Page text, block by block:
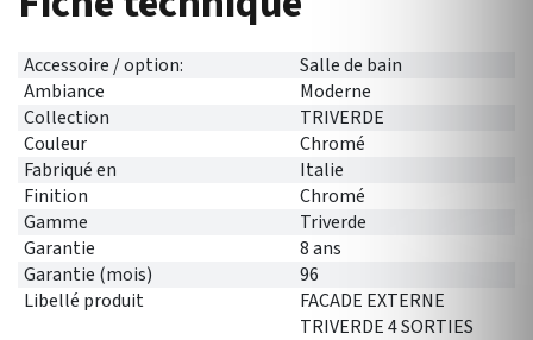
Accessoire / option:
Salle de bain
Ambiance
Moderne
Collection
TRIVERDE
Couleur
Chromé
Fabriqué en
Italie
Finition
Chromé
Gamme
Triverde
Garantie
8 ans
Garantie (mois)
96
Libellé produit
FACADE EXTERNE
TRIVERDE 4 SORTIES